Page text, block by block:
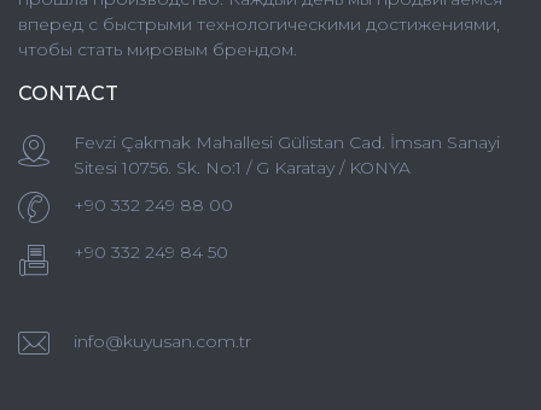
вперед с быстрыми технологическими достижениями,
чтобы стать мировым брендом.
CONTACT
Fevzi Çakmak Mahallesi Gülistan Cad. İmsan Sanayi
Sitesi 10756. Sk. No:1 / G Karatay / KONYA
+90 332 249 88 00
+90 332 249 84 50
info@kuyusan.com.tr